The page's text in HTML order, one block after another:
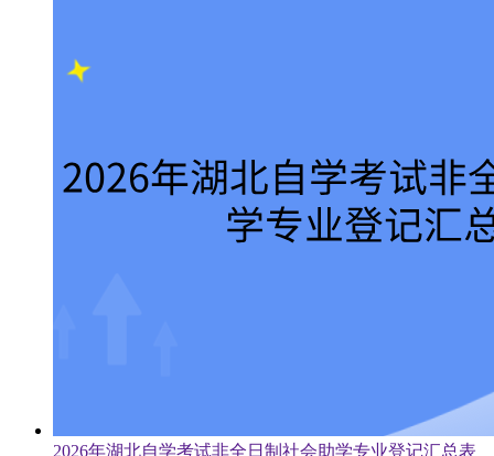
2026年湖北自学考试非全日制社会助学专业登记汇总表